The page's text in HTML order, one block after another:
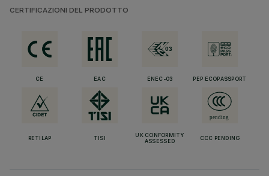
CERTIFICAZIONI DEL PRODOTTO
CE EAC ENEC-03 PEP ECOPASSPORT
RETILAP TISI
UK CONFORMITY
ASSESSED
CCC PENDING